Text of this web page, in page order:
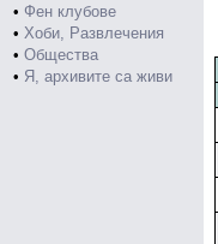
• Фен клубове
• Хоби, Развлечения
• Общества
• Я, архивите са живи